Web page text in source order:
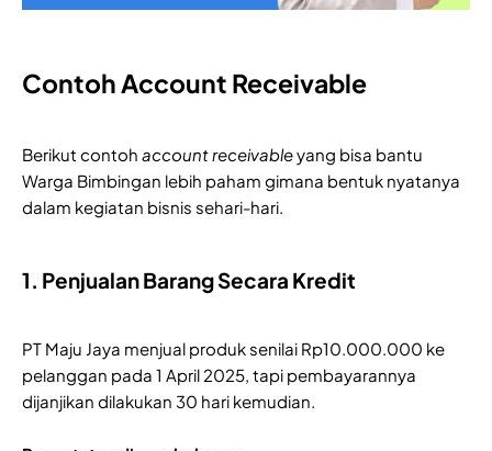
Contoh Account Receivable
Berikut contoh account receivableyang bisa bantu
Warga Bimbingan lebih paham gimana bentuk nyatanya
dalam kegiatan bisnis sehari-hari.
1. Penjualan Barang Secara Kredit
PT Maju Jaya menjual produk senilai Rp10.000.000 ke
pelanggan pada 1 April 2025, tapi pembayarannya
dijanjikan dilakukan 30 hari kemudian.